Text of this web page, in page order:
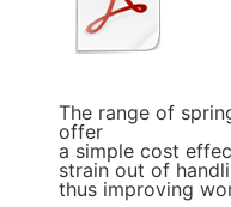
The range of
offer
a simple cost
strain out of
thus improving